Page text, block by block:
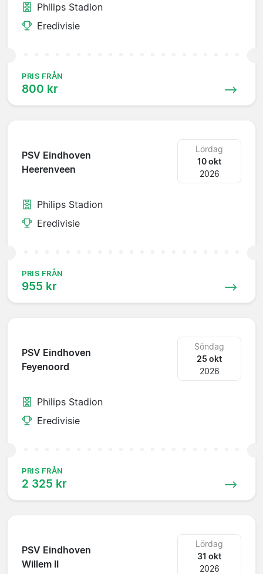
Philips Stadion
Eredivisie
PRIS FRÅN
800 kr
PSV Eindhoven
Heerenveen
Lördag
10 okt
2026
Philips Stadion
Eredivisie
PRIS FRÅN
955 kr
PSV Eindhoven
Feyenoord
Söndag
25 okt
2026
Philips Stadion
Eredivisie
PRIS FRÅN
2 325 kr
PSV Eindhoven
Willem II
Lördag
31 okt
2026